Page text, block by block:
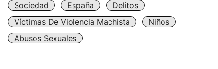
Sociedad España
Delitos
Víctimas De Violencia Machista
Niños
Abusos Sexuales